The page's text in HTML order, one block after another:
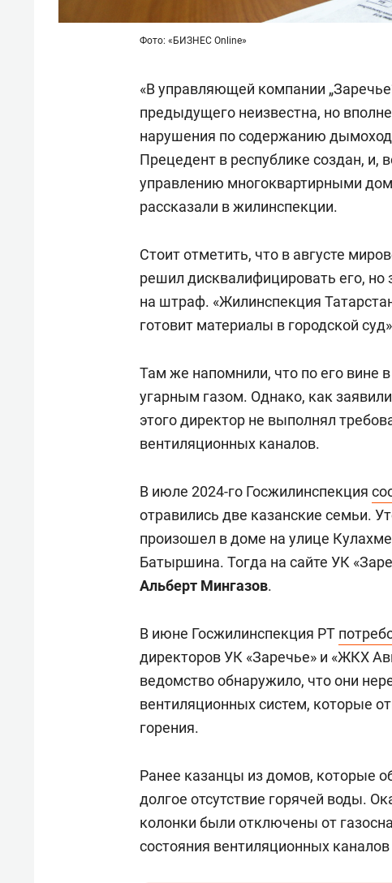
Фото: «БИЗНЕС Online»
«В управляющей компании
предыдущего неизвестна, но
нарушения по содержанию
Прецедент в республике создан, и,
управлению многоквартирными
рассказали в жилинспекции.
Стоит отметить, что в августе
решил дисквалифицировать его,
на штраф. «Жилинспекция
готовит материалы в городской
Там же напомнили, что по его вине
угарным газом. Однако, как
этого директор не выполнял
вентиляционных каналов.
В июле 2024-го Госжилинспекция
отравились две казанские семьи.
произошел в доме на улице
Батыршина. Тогда на сайте УК
Альберт Мингазов.
В июне Госжилинспекция РТ
директоров УК «Заречье» и «ЖКХ
ведомство обнаружило, что они
вентиляционных систем, которые
горения.
Ранее казанцы из домов, которые
долгое отсутствие горячей воды.
колонки были отключены от
состояния вентиляционных